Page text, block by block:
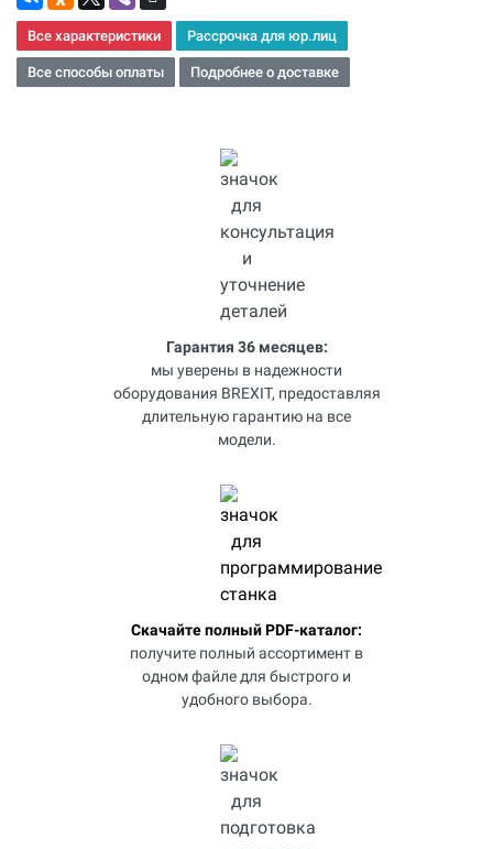
Все характеристики Рассрочка для юр.лиц
Все способы оплаты Подробнее о доставке
Гарантия 36 месяцев:
мы уверены в надежности
оборудования BREXIT, предоставляя
длительную гарантию на все
модели.
Скачайте полный PDF-каталог:
получите полный ассортимент в
одном файле для быстрого и
удобного выбора.